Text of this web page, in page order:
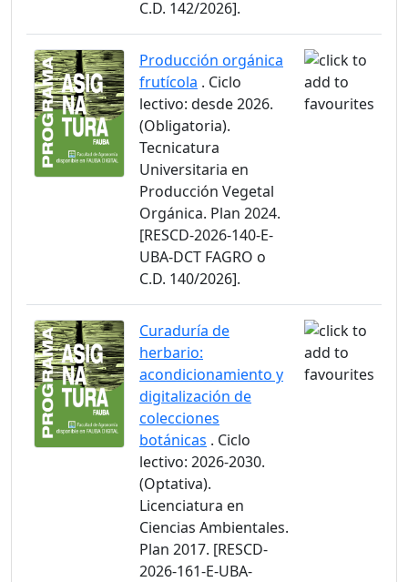
C.D. 142/2026].
Producción orgánica
frutícola . Ciclo
lectivo: desde 2026.
(Obligatoria).
Tecnicatura
Universitaria en
Producción Vegetal
Orgánica. Plan 2024.
[RESCD-2026-140-E-
UBA-DCT FAGRO o
C.D. 140/2026].
Curaduría de
herbario:
acondicionamiento y
digitalización de
colecciones
botánicas . Ciclo
lectivo: 2026-2030.
(Optativa).
Licenciatura en
Ciencias Ambientales.
Plan 2017. [RESCD-
2026-161-E-UBA-